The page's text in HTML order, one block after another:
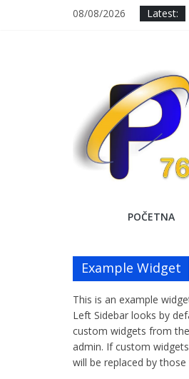
08/08/2026 Latest:
Krug
767
Službena
web
stranica
POČETNA
Example Widget
This is an example
Left Sidebar looks by
custom widgets from
admin. If custom
will be replaced by those